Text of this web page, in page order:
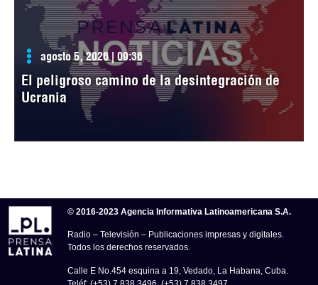
agosto 5, 2026 | 09:36
El peligroso camino de la desintegración de
Ucrania
© 2016-2023 Agencia Informativa Latinoamericana S.A.
Radio – Televisión – Publicaciones impresas y digitales.
Todos los derechos reservados.
Calle E No.454 esquina a 19, Vedado, La Habana, Cuba.